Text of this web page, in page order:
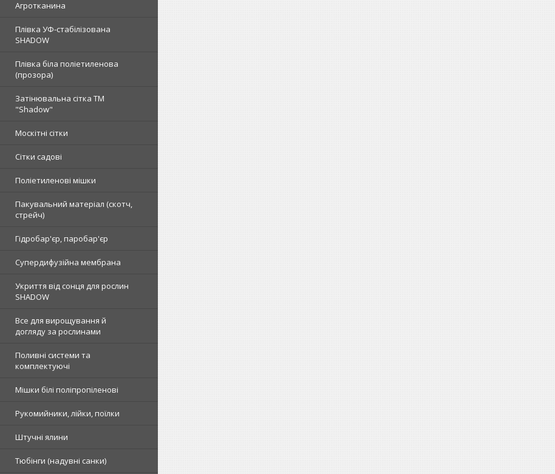
Агротканина
Плівка УФ-стабілізована
SHADOW
Плівка біла поліетиленова
(прозора)
Затінювальна сітка ТМ
"Shadow"
Москітні сітки
Сітки садові
Поліетиленові мішки
Пакувальний матеріал (скотч,
стрейч)
Гідробар'єр, паробар'єр
Супердифузійна мембрана
Укриття від сонця для рослин
SHADOW
Все для вирощування й
догляду за рослинами
Поливні системи та
комплектуючі
Мішки білі поліпропіленові
Рукомийники, лійки, поїлки
Штучні ялини
Тюбінги (надувні санки)